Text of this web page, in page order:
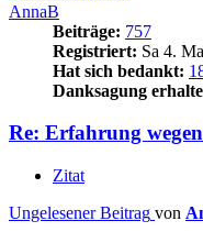
AnnaB
Beiträge: 757
Registriert: Sa 4.
Hat sich bedankt:
Danksagung
Re: Erfahrung
Zitat
Ungelesener Beitrag von